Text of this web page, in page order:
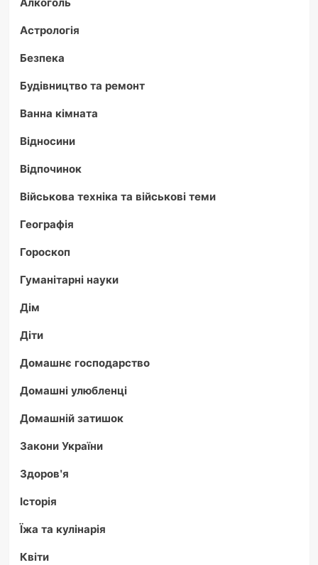
Астрологія
Безпека
Будівництво та ремонт
Ванна кімната
Відносини
Відпочинок
Військова техніка та військові теми
Географія
Гороскоп
Гуманітарні науки
Дім
Діти
Домашнє господарство
Домашні улюбленці
Домашній затишок
Закони України
Здоров'я
Історія
Їжа та кулінарія
Квіти